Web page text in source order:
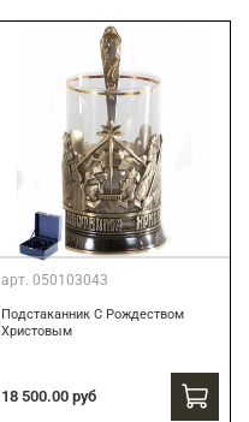
арт. 050103043
Подстаканник С Рождеством
Христовым
18 500.00 руб